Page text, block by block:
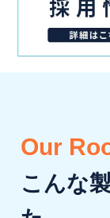
Our
こんな